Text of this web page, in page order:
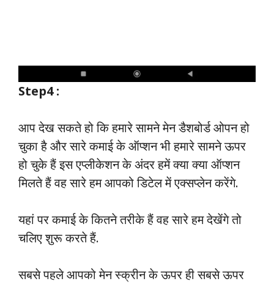
Step4 :
आप देख सकते हो कि हमारे सामने मेन डैशबोर्ड ओपन हो
चुका है और सारे कमाई के ऑप्शन भी हमारे सामने ऊपर
हो चुके हैं इस एप्लीकेशन के अंदर हमें क्या क्या ऑप्शन
मिलते हैं वह सारे हम आपको डिटेल में एक्सप्लेन करेंगे.
यहां पर कमाई के कितने तरीके हैं वह सारे हम देखेंगे तो
चलिए शुरू करते हैं.
सबसे पहले आपको मेन स्क्रीन के ऊपर ही सबसे ऊपर